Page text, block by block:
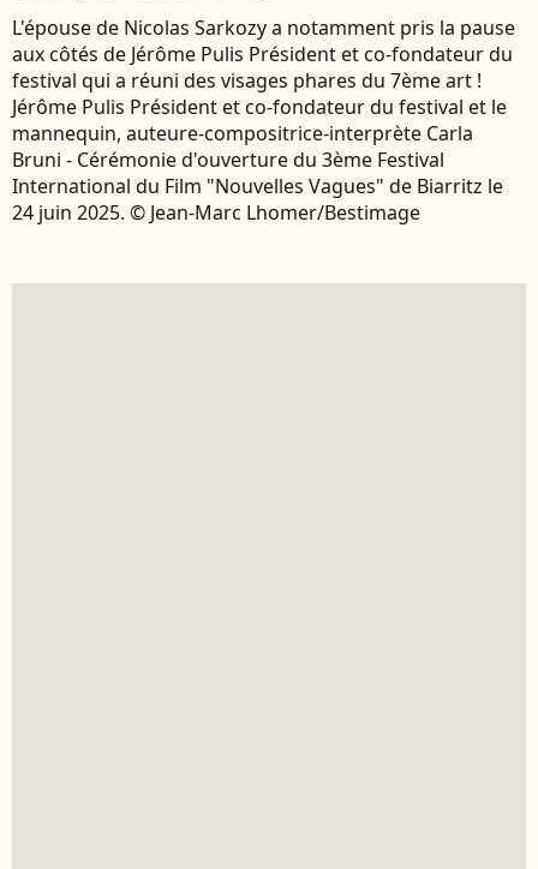
L'épouse de Nicolas Sarkozy a notamment pris la pause
aux côtés de Jérôme Pulis Président et co-fondateur du
festival qui a réuni des visages phares du 7ème art !
Jérôme Pulis Président et co-fondateur du festival et le
mannequin, auteure-compositrice-interprète Carla
Bruni - Cérémonie d'ouverture du 3ème Festival
International du Film "Nouvelles Vagues" de Biarritz le
24 juin 2025. © Jean-Marc Lhomer/Bestimage